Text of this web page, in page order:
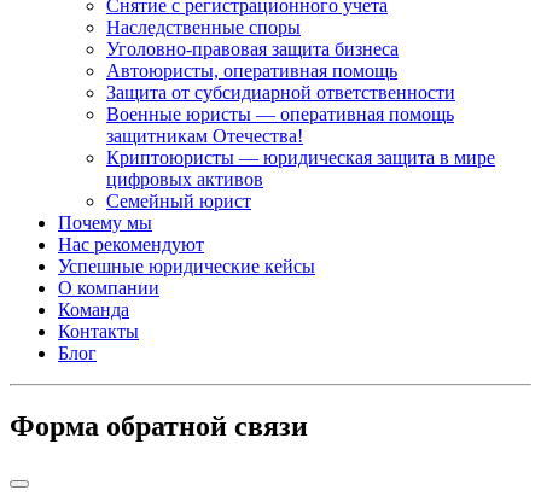
Снятие с регистрационного учета
Наследственные споры
Уголовно-правовая защита бизнеса
Автоюристы, оперативная помощь
Защита от субсидиарной ответственности
Военные юристы — оперативная помощь
защитникам Отечества!
Криптоюристы — юридическая защита в мире
цифровых активов
Семейный юрист
Почему мы
Нас рекомендуют
Успешные юридические кейсы
О компании
Команда
Контакты
Блог
Форма обратной связи